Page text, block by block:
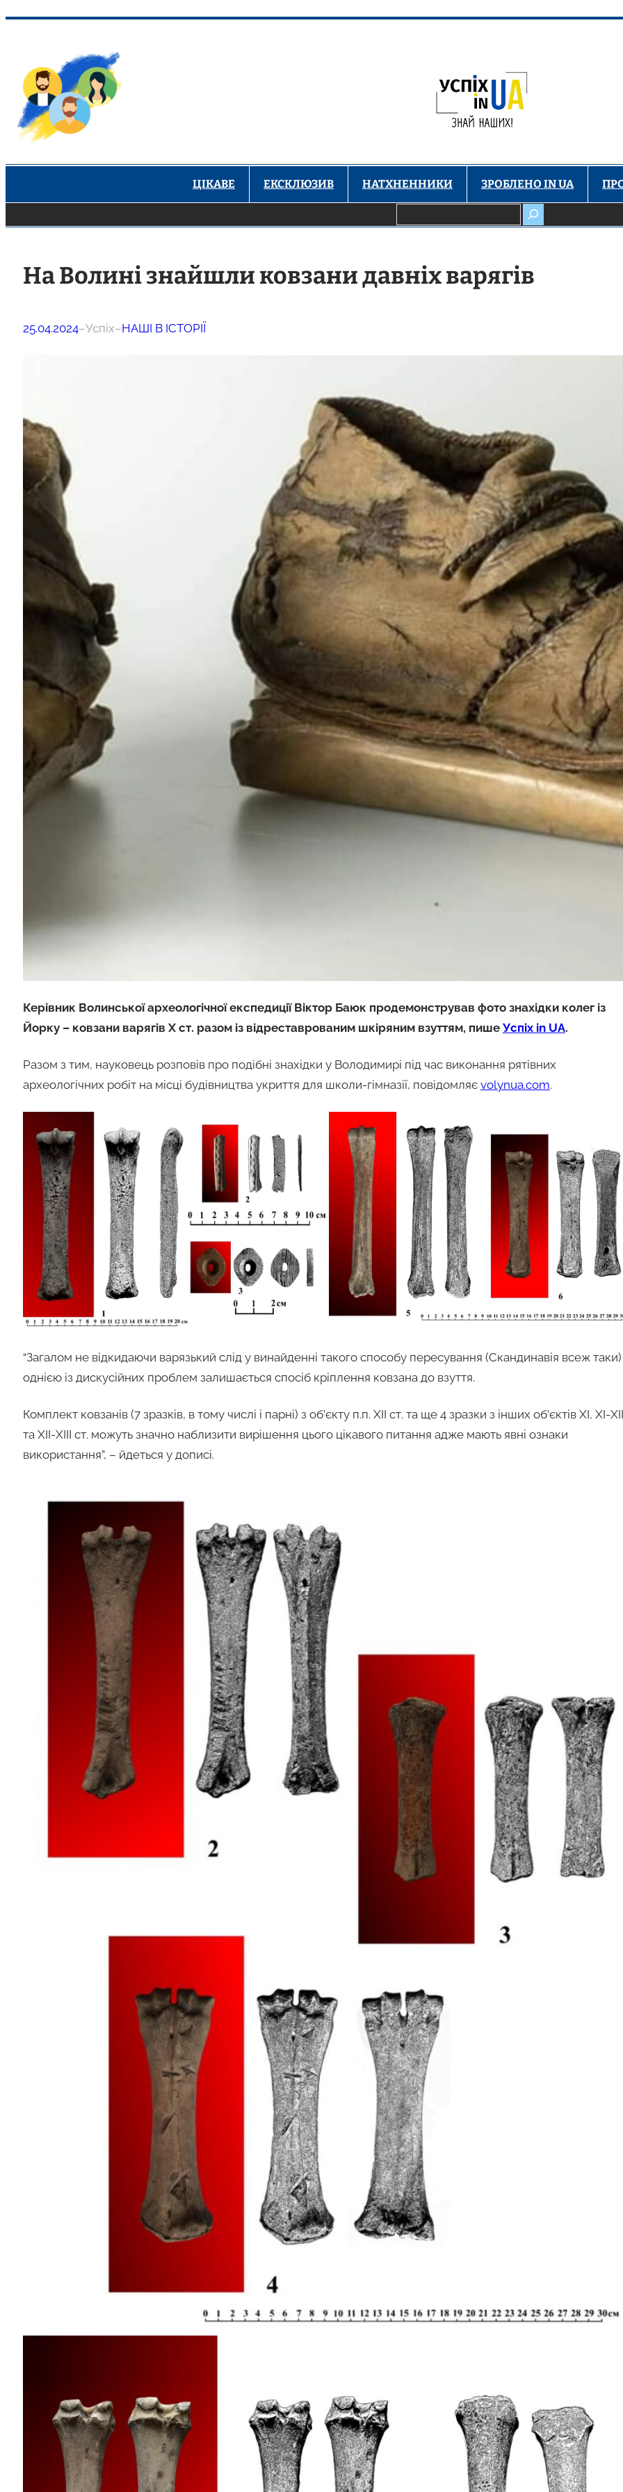
вмісту
ЦІКАВЕ ЕКСКЛЮЗИВ НАТХНЕННИКИ ЗРОБЛЕНО IN UA
На Волині знайшли ковзани давніх варягів
25.04.2024–Успіх–НАШІ В ІСТОРІЇ
Керівник Волинської археологічної експедиції Віктор Баюк продемонстрував фото знахідки колег із
Йорку – ковзани варягів Х ст. разом із відреставрованим шкіряним взуттям, пише Успіх in UA.
Разом з тим, науковець розповів про подібні знахідки у Володимирі під час виконання рятівних
археологічних робіт на місці будівництва укриття для школи-гімназії, повідомляє volynua.com.
“Загалом не відкидаючи варязький слід у винайденні такого способу пересування (Скандинавія всеж таки)
однією із дискусійних проблем залишається спосіб кріплення ковзана до взуття.
Комплект ковзанів (7 зразків, в тому числі і парні) з об’єкту п.п. ХІІ ст. та ще 4 зразки з інших об’єктів ХІ, ХІ-ХІІ
та ХІІ-ХІІІ ст. можуть значно наблизити вирішення цього цікавого питання адже мають явні ознаки
використання”, – йдеться у дописі.